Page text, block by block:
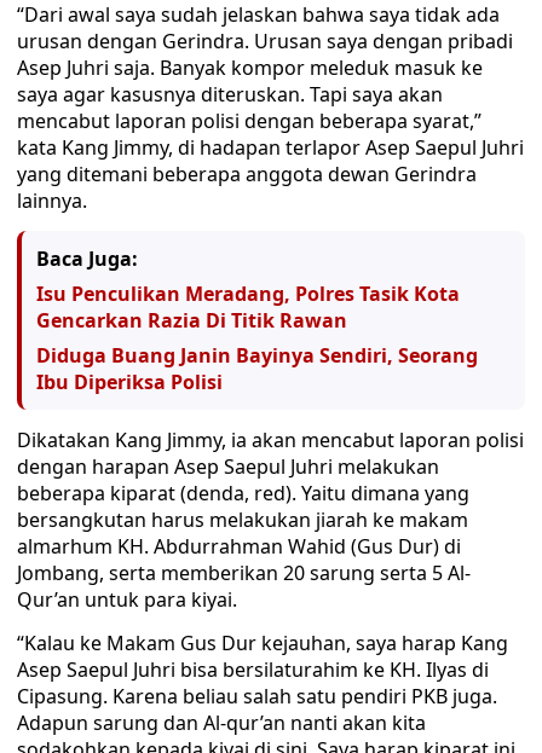
“Dari awal saya sudah jelaskan bahwa saya tidak ada
urusan dengan Gerindra. Urusan saya dengan pribadi
Asep Juhri saja. Banyak kompor meleduk masuk ke
saya agar kasusnya diteruskan. Tapi saya akan
mencabut laporan polisi dengan beberapa syarat,”
kata Kang Jimmy, di hadapan terlapor Asep Saepul Juhri
yang ditemani beberapa anggota dewan Gerindra
lainnya.
Baca Juga:
Isu Penculikan Meradang, Polres Tasik Kota
Gencarkan Razia Di Titik Rawan
Diduga Buang Janin Bayinya Sendiri, Seorang
Ibu Diperiksa Polisi
Dikatakan Kang Jimmy, ia akan mencabut laporan polisi
dengan harapan Asep Saepul Juhri melakukan
beberapa kiparat (denda, red). Yaitu dimana yang
bersangkutan harus melakukan jiarah ke makam
almarhum KH. Abdurrahman Wahid (Gus Dur) di
Jombang, serta memberikan 20 sarung serta 5 Al-
Qur’an untuk para kiyai.
“Kalau ke Makam Gus Dur kejauhan, saya harap Kang
Asep Saepul Juhri bisa bersilaturahim ke KH. Ilyas di
Cipasung. Karena beliau salah satu pendiri PKB juga.
Adapun sarung dan Al-qur’an nanti akan kita